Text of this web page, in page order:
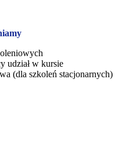
udział w kursie
(dla szkoleń stacjonarnych)